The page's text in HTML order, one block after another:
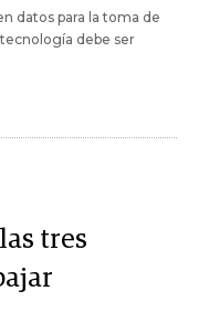
datos para la toma de
debe ser
tres